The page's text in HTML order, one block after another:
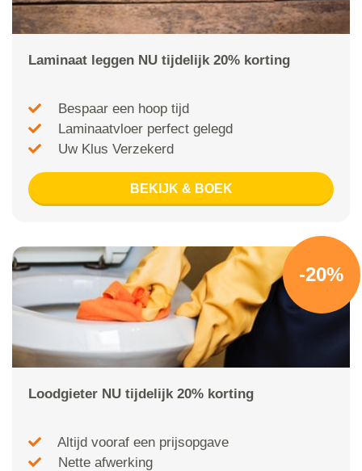
Laminaat leggen NU tijdelijk 20% korting
Bespaar een hoop tijd
Laminaatvloer perfect gelegd
Uw Klus Verzekerd
BEKIJK & BOEK
-20%
Loodgieter NU tijdelijk 20% korting
Altijd vooraf een prijsopgave
Nette afwerking